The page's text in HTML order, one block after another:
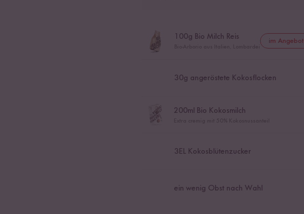
100g Bio Milch Reis im Angebot
30g angeröstete Kokosflocken
200ml Bio Kokosmilch
3 EL Kokosblütenzucker
ein wenig Obst nach Wahl